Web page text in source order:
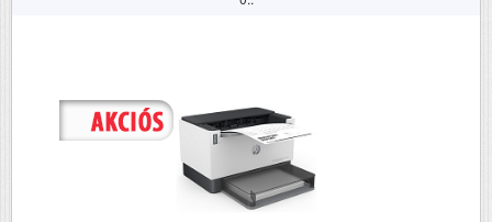
Méretek (ma x szé x mé mm)